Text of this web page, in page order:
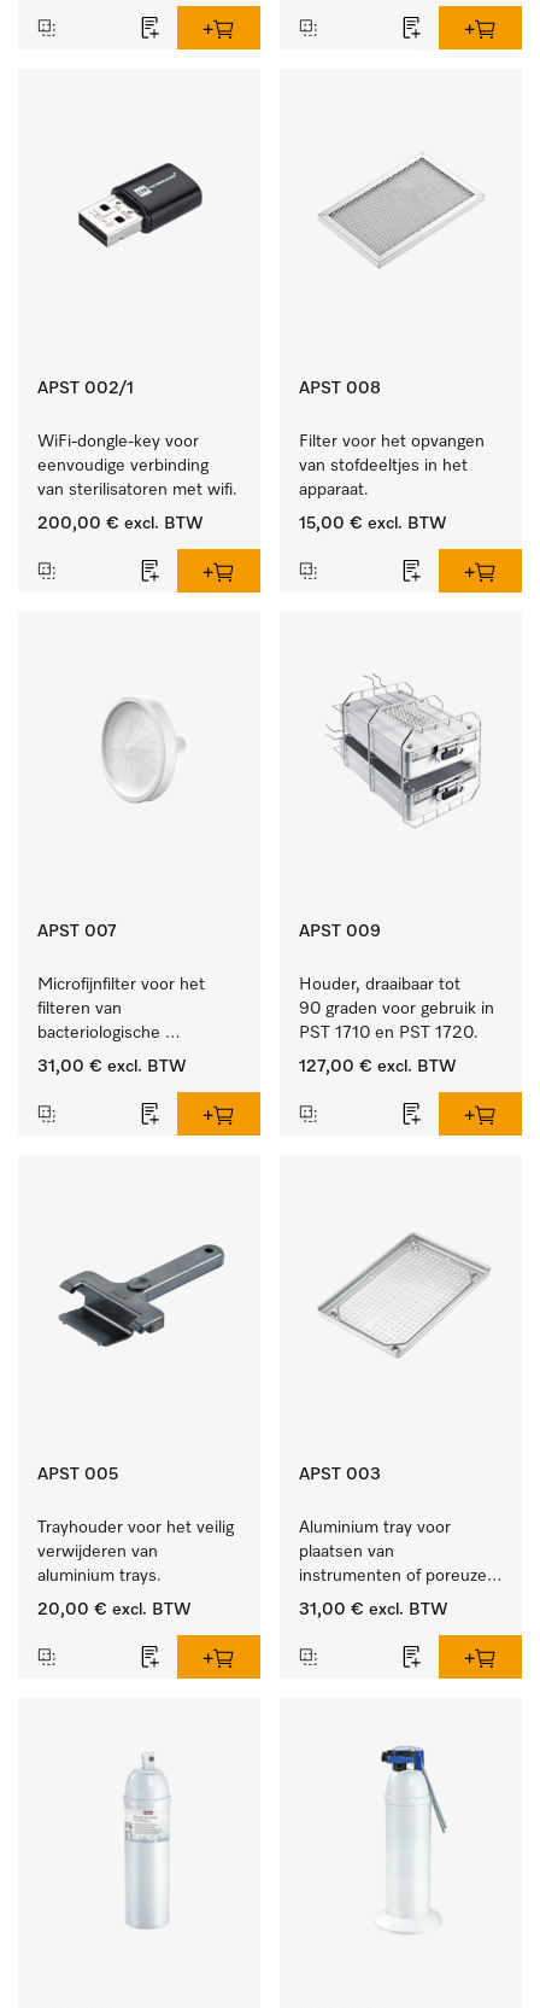
APST 002/1
WiFi-dongle-key voor
eenvoudige verbinding
van sterilisatoren met wifi.
200,00 € excl. BTW
APST 008
Filter voor het opvangen
van stofdeeltjes in het
apparaat.
15,00 € excl. BTW
APST 007
Microfijnfilter voor het
filteren van
bacteriologische
besmetting uit de
31,00 € excl. BTW
APST 009
Houder, draaibaar tot
90 graden voor gebruik in
PST 1710 en PST 1720.
127,00 € excl. BTW
APST 005
Trayhouder voor het veilig
verwijderen van
aluminium trays.
20,00 € excl. BTW
APST 003
Aluminium tray voor
plaatsen van
instrumenten of poreuze
goederen, klein.
31,00 € excl. BTW